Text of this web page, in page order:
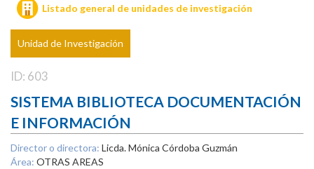
Listado general de unidades de investigación
Unidad de Investigación
ID: 603
SISTEMA BIBLIOTECA DOCUMENTACIÓN
E INFORMACIÓN
Director o directora: Licda. Mónica Córdoba Guzmán
Área: OTRAS AREAS